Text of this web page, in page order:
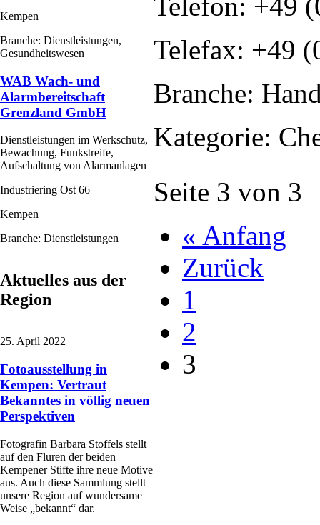
Kempen
Branche: Dienstleistungen,
Gesundheitswesen
WAB Wach- und
Alarmbereitschaft
Grenzland GmbH
Dienstleistungen im Werkschutz,
Bewachung, Funkstreife,
Aufschaltung von Alarmanlagen
Industriering Ost 66
Kempen
Branche: Dienstleistungen
Aktuelles aus der
Region
25. April 2022
Fotoausstellung in
Kempen: Vertraut
Bekanntes in völlig neuen
Perspektiven
Fotografin Barbara Stoffels stellt
auf den Fluren der beiden
Kempener Stifte ihre neue Motive
aus. Auch diese Sammlung stellt
unsere Region auf wundersame
Weise „bekannt“ dar.
Telefax: +49
Branche:
Kategorie:
Seite 3 von 3
« Anfang
Zurück
1
2
3